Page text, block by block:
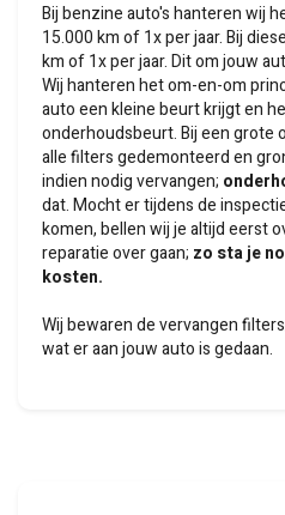
Bij benzine auto's hanteren wij
15.000 km of 1x per jaar. Bij
km of 1x per jaar. Dit om jouw
Wij hanteren het om-en-om
auto een kleine beurt krijgt en
onderhoudsbeurt. Bij een grote
alle filters gedemonteerd en
indien nodig vervangen;
dat. Mocht er tijdens de
komen, bellen wij je altijd eerst
reparatie over gaan; zo sta je
kosten.
Wij bewaren de vervangen
wat er aan jouw auto is gedaan.